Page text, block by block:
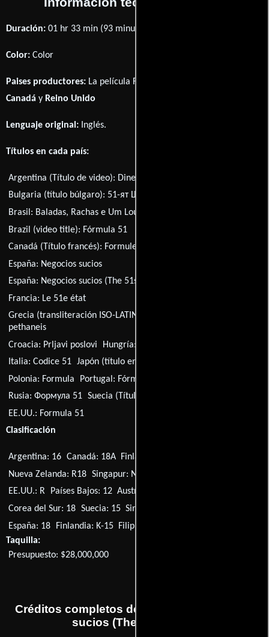
Duración: 01 hr 33 min (93 minutos) .
Color: Color
Paises productores: La película Formula 51 fué producida en
Canadá y Reino Unido
Lenguaje original: Inglés.
Títulos en cada país:
Argentina (Título de video): Dinero sucio
Bulgaria (título búlgaro): 51-ят Щат
Brasil: Baladas, Rachas e Um Louco de Kilt
Brazil (video title): Fórmula 51
Canadá (Título francés): Formule 51
España: Negocios sucios
España: Negocios sucios (The 51st state)
Francia: Le 51e état
Grecia (transliteración ISO-LATIN-1):
pethaneis
Croacia: Prljavi poslovi Hungría:
Italia:Codice 51 Japón (título en inglés):
Polonia: Formula Portugal: Fórmula 51
Rusia:Формула 51 Suecia (Título de la caja):
EE.UU.: Formula 51
Clasificación
Argentina: 16 Canadá: 18A Finlandia: K-18
Nueva Zelanda: R18 Singapur: NC-16
EE.UU.: R
Países Bajos: 12 Australia: MA15+
Corea del Sur: 18 Suecia: 15 Singapur: M18
España: 18
Finlandia: K-15
Filipinas: R-18
Taquilla:
Presupuesto: $28,000,000
Créditos completos de la película Negocios
sucios (The 51st state)